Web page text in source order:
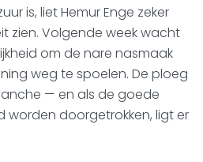
is, liet Hemur Enge zeker
zien. Volgende week wacht
om de nare nasmaak
weg te spoelen. De ploeg
— en als de goede
worden doorgetrokken, ligt er